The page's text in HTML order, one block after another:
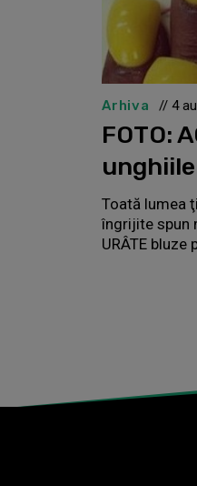
Arhiva // 4
FOTO:
Toată lumea
îngrijite spun
URÂTE bluze